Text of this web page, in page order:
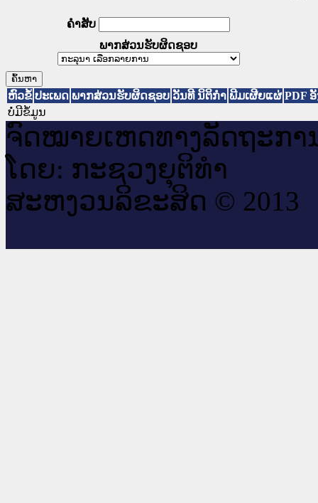
ຄໍາສັບ
ພາກສ່ວນຮັບຜິດຊອບ
ຫົວຂໍ້ ປະເພດ ພາກສ່ວນຮັບຜິດຊອບ ວັນທີ ນິຕິກໍາ ພີມເຜີຍແຜ່ PDF
ບໍ່ມີຂໍ້ມູນ
ຈົດ​ໝາຍ​ເຫດ​ທາງ​ລັດ​ຖະ​ກາ
ໂດຍ: ກະ​ຊວງຍຸ​ຕິ​ທຳ
ສະ​ຫງວນ​ລິ​ຂະ​ສິດ © 2013